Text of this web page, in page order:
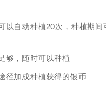
以自动种植20次，种植期
够，随时可以种植
径加成种植获得的银币